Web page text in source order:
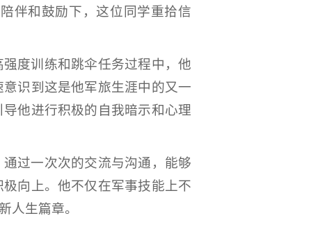
伴和鼓励下，这位同学重拾信
度训练和跳伞任务过程中，他
识到这是他军旅生涯中的又一
他进行积极的自我暗示和心理
过一次次的交流与沟通，能够
向上。他不仅在军事技能上不
人生篇章。